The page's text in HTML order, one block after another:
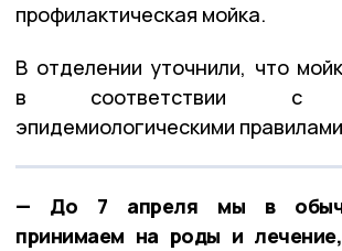
профилактическая мойка.
В отделении уточнили, что
в соответствии с
эпидемиологическими
— До 7 апреля мы в
принимаем на роды и